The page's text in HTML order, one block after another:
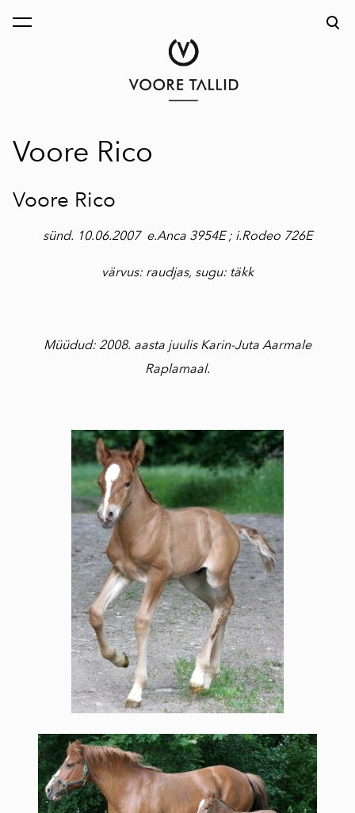
lisati ostukorvi.
Voore Rico
Voore Rico
sünd. 10.06.2007 e.Anca 3954E ; i.Rodeo 726E
värvus: raudjas, sugu: täkk
Müüdud: 2008. aasta juulis Karin-Juta Aarmale
Raplamaal.